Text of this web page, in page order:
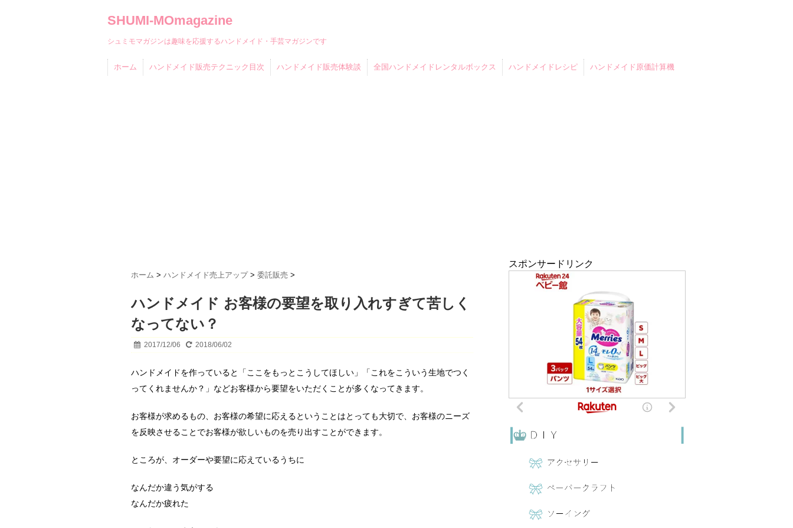
SHUMI-MOmagazine
シュミモマガジンは趣味を応援するハンドメイド・手芸マガジンです
ホーム ハンドメイド販売テクニック目次 ハンドメイド販売体験談 全国ハンドメイドレンタルボックス ハンドメイドレシピ ハンドメイド原価計算機
ホーム > ハンドメイド売上アップ > 委託販売 >
ハンドメイド お客様の要望を取り入れすぎて苦しく
なってない？
2017/12/06 2018/06/02
ハンドメイドを作っていると「ここをもっとこうしてほしい」「これをこういう生地でつく
ってくれませんか？」などお客様から要望をいただくことが多くなってきます。
お客様が求めるもの、お客様の希望に応えるということはとっても大切で、お客様のニーズ
を反映させることでお客様が欲しいものを売り出すことができます。
ところが、オーダーや要望に応えているうちに
なんだか違う気がする
なんだか疲れた
スポンサードリンク